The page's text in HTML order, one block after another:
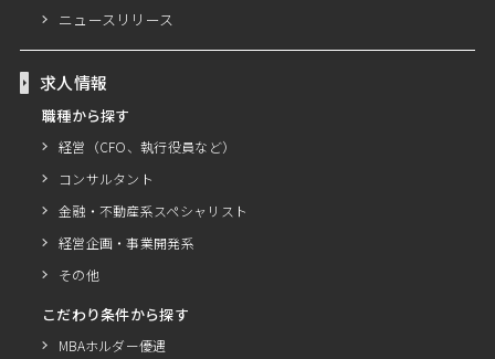
ニュースリリース
求人情報
職種から探す
経営（CFO、執行役員など）
コンサルタント
金融・不動産系スペシャリスト
経営企画・事業開発系
その他
こだわり条件から探す
MBAホルダー優遇